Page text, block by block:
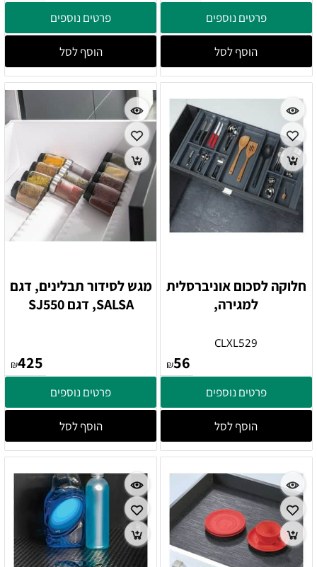
פרטים נוספים
הוסף לסל
פרטים נוספים
הוסף לסל
חלוקה לסכום אוניברסלית
למגירה,
CLXL529
₪56
פרטים נוספים
הוסף לסל
מגש לסידור תבלינים, דגם
SALSA, דגם SJ550
₪425
פרטים נוספים
הוסף לסל